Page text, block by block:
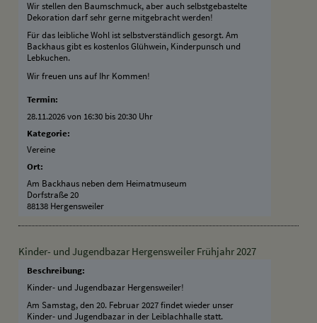
Wir stellen den Baumschmuck, aber auch selbstgebastelte
Dekoration darf sehr gerne mitgebracht werden!
Für das leibliche Wohl ist selbstverständlich gesorgt. Am
Backhaus gibt es kostenlos Glühwein, Kinderpunsch und
Lebkuchen.
Wir freuen uns auf Ihr Kommen!
Termin:
28.11.2026 von 16:30 bis 20:30 Uhr
Kategorie:
Vereine
Ort:
Am Backhaus neben dem Heimatmuseum
Dorfstraße 20
88138 Hergensweiler
Kinder- und Jugendbazar Hergensweiler Frühjahr 2027
Beschreibung:
Kinder- und Jugendbazar Hergensweiler!
Am Samstag, den 20. Februar 2027 findet wieder unser
Kinder- und Jugendbazar in der Leiblachhalle statt.